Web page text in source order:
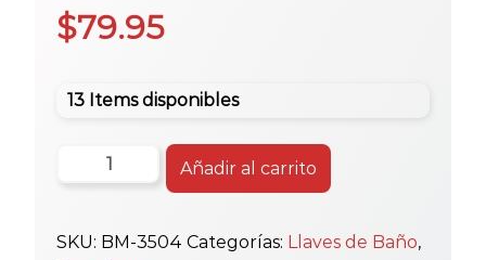
$79.95
13 Items disponibles
Tokio
Ducha
Añadir al carrito
SKU: BM-3504 Categorías: Llaves de Baño,